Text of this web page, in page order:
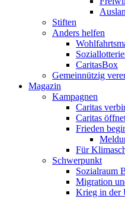
Stiften
Anders helfen
CaritasBox
Gemeinnützig
Magazin
Kampagnen
Caritas
Caritas
Frieden
Für
Schwerpunkt
Sozialraum
Migration
Krieg in der